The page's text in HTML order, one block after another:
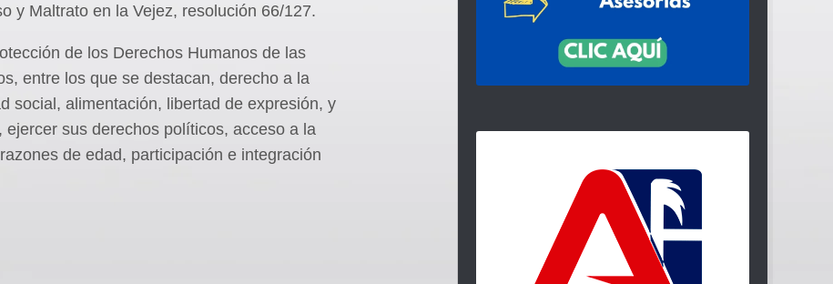
y Maltrato en la Vejez, resolución 66/127.
de los Derechos Humanos de las
entre los que se destacan, derecho a la
social, alimentación, libertad de expresión, y
sus derechos políticos, acceso a la
de edad, participación e integración